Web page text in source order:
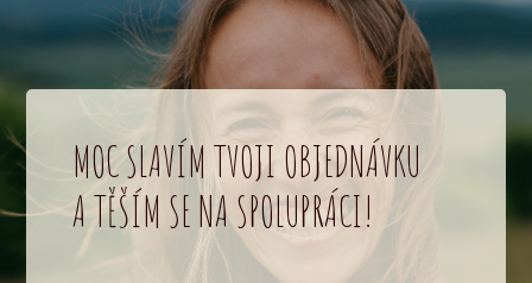
MOC SLAVÍM TVOJI OBJEDNÁVKU
A TĚŠÍM SE NA SPOLUPRÁCI!